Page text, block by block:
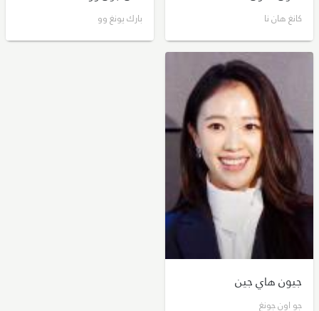
كانغ هان نا بارك يونغ وو
جيون هاي جين
جو اون جونغ